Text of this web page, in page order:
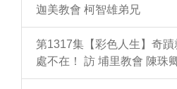
迦美教會 柯智雄弟兄
第1317集【彩色人生】奇
處不在！ 訪 埔里教會 陳珠